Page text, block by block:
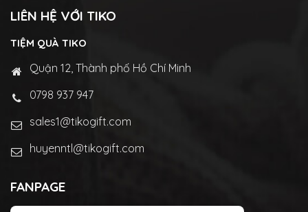
LIÊN HỆ VỚI TIKO
TIỆM QUÀ TIKO
Quận 12, Thành phố Hồ Chí Minh
0798 937 947
sales1@tikogift.com
huyenntl@tikogift.com
FANPAGE